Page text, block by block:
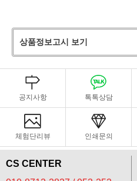
상품정보고시 보기
공지사항 톡톡상담
체험단리뷰 인쇄문의
CS CENTER